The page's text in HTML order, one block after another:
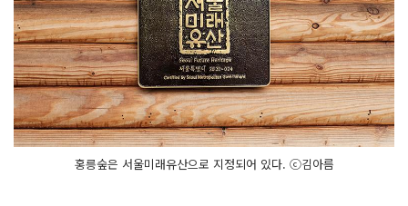
홍릉숲은 서울미래유산으로 지정되어 있다. ⓒ김아름